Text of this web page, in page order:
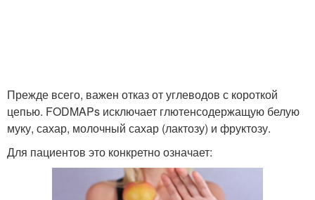
Прежде всего, важен отказ от углеводов с короткой
цепью. FODMAPs исключает глютенсодержащую белую
муку, сахар, молочный сахар (лактозу) и фруктозу.
Для пациентов это конкретно означает: